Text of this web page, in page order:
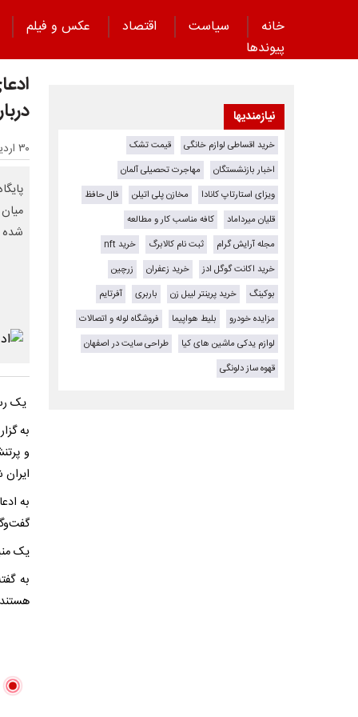
خانه سیاست اقتصاد
عکس و فیلم
پیوند‌ها
۳۰ اردیبهشت ۱۴۰۵ - ۲۲:۱۰
یک
به
و
به
یک
به
نیازمندیها
خرید اقساطی لوازم خانگی
قیمت تشک
اخبار بازنشستگان
مهاجرت تحصیلی آلمان
ویزای استارتاپ کانادا
مخازن پلی اتیلن
فال حافظ
قلیان میرداماد
کافه مناسب کار و مطالعه
مجله آرایش گرام
ثبت نام کالابرگ
خرید nft
خرید اکانت گوگل ادز
خرید زعفران
زرچین
بوکینگ
خرید پرینتر لیبل زن باربری
آفرتایم
مزایده خودرو
بلیط هواپیما
فروشگاه لوله و اتصالات
لوازم یدکی ماشین های کیا
طراحی سایت در اصفهان
قهوه ساز دلونگی